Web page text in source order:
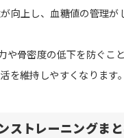
向上し、血糖値の管理が
や骨密度の低下を防ぐこ
を維持しやすくなります。
ストレーニングま